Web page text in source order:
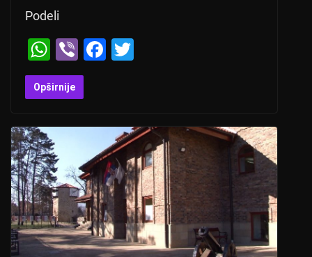
Podeli
W
h
at
A
p
p
Vi
b
er
F
b
o
o
k
Opširnije